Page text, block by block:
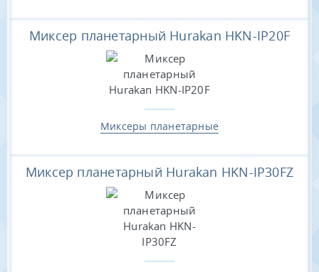
Миксер планетарный Hurakan HKN-IP20F
Миксеры планетарные
Миксер планетарный Hurakan HKN-IP30FZ